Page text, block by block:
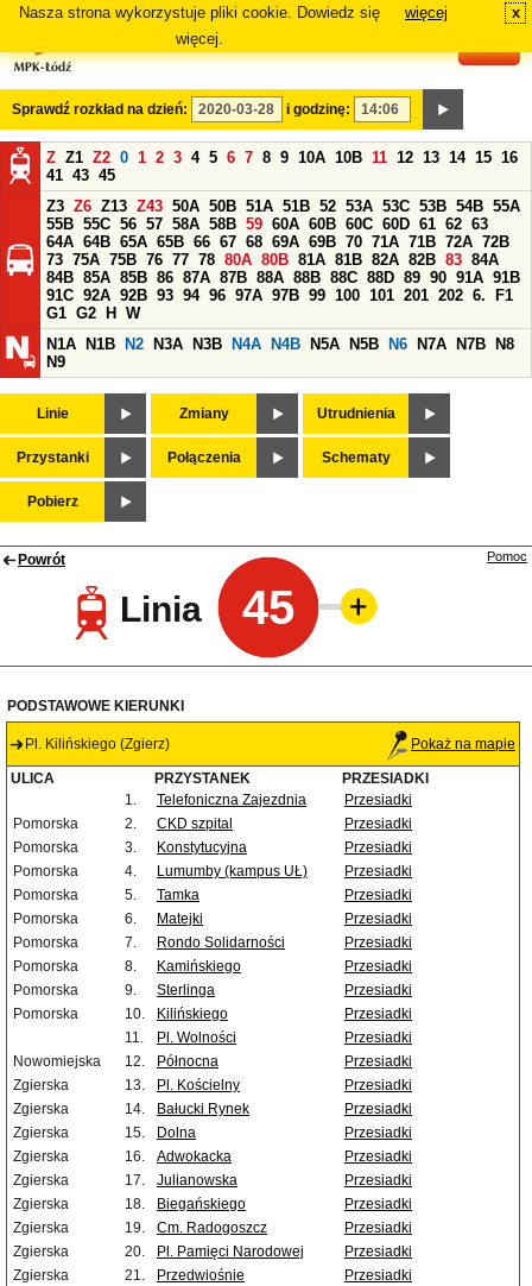
Nasza strona wykorzystuje pliki cookie. Dowiedz się
więcej.
więcej x
Sprawdź rozkład na dzień: i godzinę:
Z Z1 Z2 0 1 2 3 4 5 6 7 8 9 10A 10B 11 12 13 14 15 16
41 43 45
Z3 Z6 Z13 Z43 50A 50B 51A 51B 52 53A 53C 53B 54B 55A
55B 55C 56 57 58A 58B 59 60A 60B 60C 60D 61 62 63
64A 64B 65A 65B 66 67 68 69A 69B 70 71A 71B 72A 72B
73 75A 75B 76 77 78 80A 80B 81A 81B 82A 82B 83 84A
84B 85A 85B 86 87A 87B 88A 88B 88C 88D 89 90 91A 91B
91C 92A 92B 93 94 96 97A 97B 99 100 101 201 202 6.
F1
G1 G2 H
W
N1A
N1B N2 N3A N3B N4A N4B N5A N5B N6 N7A N7B
N8
N9
Linie Zmiany Utrudnienia
Przystanki Połączenia Schematy
Pobierz
Powrót
Linia 45
Pomoc
PODSTAWOWE KIERUNKI
Pl. Kilińskiego (Zgierz) Pokaż na mapie
ULICA PRZYSTANEK
PRZESIADKI
1.
Telefoniczna Zajezdnia
Przesiadki
Pomorska
2. CKD szpital
Przesiadki
Pomorska
3. Konstytucyjna
Przesiadki
Pomorska
4. Lumumby (kampus UŁ)
Przesiadki
Pomorska
5. Tamka
Przesiadki
Pomorska
6. Matejki
Przesiadki
Pomorska
7. Rondo Solidarności
Przesiadki
Pomorska
8. Kamińskiego
Przesiadki
Pomorska
9. Sterlinga
Przesiadki
Pomorska
10. Kilińskiego
Przesiadki
11.
Pl. Wolności
Przesiadki
Nowomiejska
12. Północna
Przesiadki
Zgierska
13. Pl. Kościelny
Przesiadki
Zgierska
14. Bałucki Rynek
Przesiadki
Zgierska
15. Dolna
Przesiadki
Zgierska
16. Adwokacka
Przesiadki
Zgierska
17. Julianowska
Przesiadki
Zgierska
18. Biegańskiego
Przesiadki
Zgierska
19. Cm. Radogoszcz
Przesiadki
Zgierska
20. Pl. Pamięci Narodowej
Przesiadki
Zgierska
21. Przedwiośnie
Przesiadki